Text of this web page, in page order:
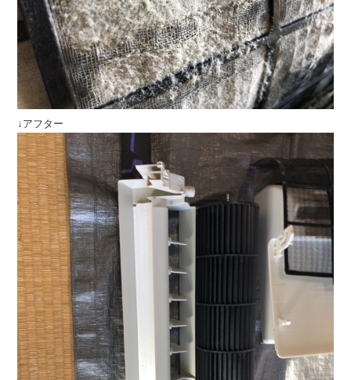
↓アフター